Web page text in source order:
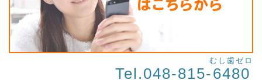
Tel.048-815-6480
むし歯ゼロ